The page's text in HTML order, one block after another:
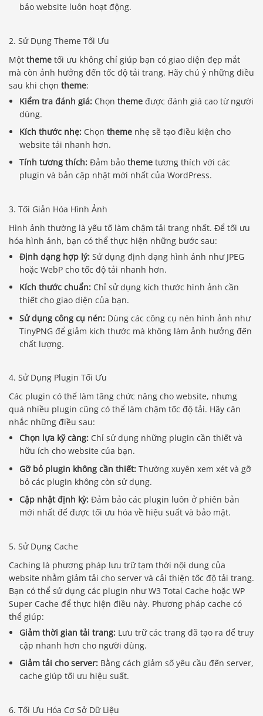
bảo website luôn hoạt động.
2. Sử Dụng Theme Tối Ưu
Một theme tối ưu không chỉ giúp bạn có giao diện đẹp mắt
mà còn ảnh hưởng đến tốc độ tải trang. Hãy chú ý những điều
sau khi chọn theme:
Kiểm tra đánh giá: Chọntheme được đánh giá cao từ người
dùng.
Kích thước nhẹ: Chọntheme nhẹ sẽ tạo điều kiện cho
website tải nhanh hơn.
Tính tương thích: Đảm bảotheme tương thích với các
plugin và bản cập nhật mới nhất của WordPress.
3. Tối Giản Hóa Hình Ảnh
Hình ảnh thường là yếu tố làm chậm tải trang nhất. Để tối ưu
hóa hình ảnh, bạn có thể thực hiện những bước sau:
Định dạng hợp lý: Sử dụng định dạng hình ảnh như JPEG
hoặc WebP cho tốc độ tải nhanh hơn.
Kích thước chuẩn: Chỉ sử dụng kích thước hình ảnh cần
thiết cho giao diện của bạn.
Sử dụng công cụ nén: Dùng các công cụ nén hình ảnh như
TinyPNG để giảm kích thước mà không làm ảnh hưởng đến
chất lượng.
4. Sử Dụng Plugin Tối Ưu
Các plugin có thể làm tăng chức năng cho website, nhưng
quá nhiều plugin cũng có thể làm chậm tốc độ tải. Hãy cân
nhắc những điều sau:
Chọn lựa kỹ càng: Chỉ sử dụng những plugin cần thiết và
hữu ích cho website của bạn.
Gỡ bỏ plugin không cần thiết: Thường xuyên xem xét và gỡ
bỏ các plugin không còn sử dụng.
Cập nhật định kỳ: Đảm bảo các plugin luôn ở phiên bản
mới nhất để được tối ưu hóa về hiệu suất và bảo mật.
5. Sử Dụng Cache
Caching là phương pháp lưu trữ tạm thời nội dung của
website nhằm giảm tải cho server và cải thiện tốc độ tải trang.
Bạn có thể sử dụng các plugin như W3 Total Cache hoặc WP
Super Cache để thực hiện điều này. Phương pháp cache có
thể giúp:
Giảm thời gian tải trang: Lưu trữ các trang đã tạo ra để truy
cập nhanh hơn cho người dùng.
Giảm tải cho server: Bằng cách giảm số yêu cầu đến server,
cache giúp tối ưu hiệu suất.
6. Tối Ưu Hóa Cơ Sở Dữ Liệu